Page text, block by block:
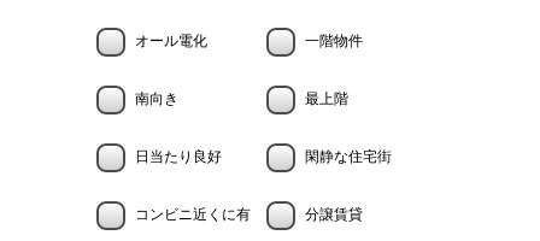
オール電化 一階物件
南向き 最上階
日当たり良好 閑静な住宅街
コンビニ近くに有 分譲賃貸